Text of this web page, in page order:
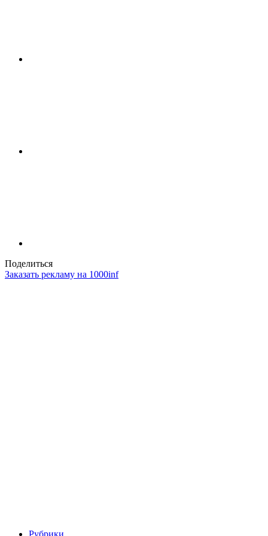
Поделиться
Заказать рекламу на 1000inf